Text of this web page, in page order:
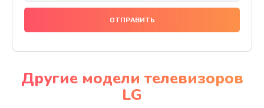
Прошивка
Ремонт механики привода
Другие модели телевизоров
LG